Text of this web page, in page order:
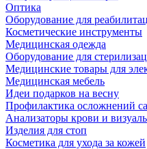
Оптика
Оборудование для
Косметические инструменты
Медицинская одежда
Оборудование для
Медицинские товары для
Медицинская мебель
Идеи подарков на весну
Профилактика осложнений
Анализаторы крови и
Изделия для стоп
Косметика для ухода за кожей